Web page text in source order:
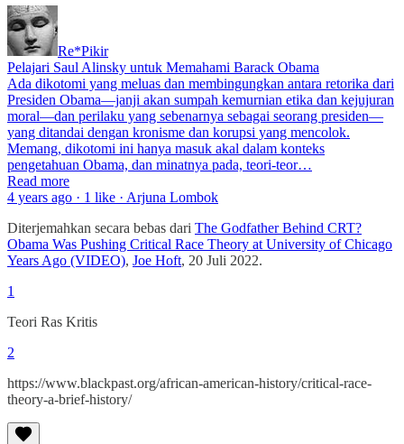
Re*Pikir
Pelajari Saul Alinsky untuk Memahami Barack Obama
Ada dikotomi yang meluas dan membingungkan antara retorika dari
Presiden Obama—janji akan sumpah kemurnian etika dan kejujuran
moral—dan perilaku yang sebenarnya sebagai seorang presiden—
yang ditandai dengan kronisme dan korupsi yang mencolok.
Memang, dikotomi ini hanya masuk akal dalam konteks
pengetahuan Obama, dan minatnya pada, teori-teor…
Read more
4 years ago · 1 like · Arjuna Lombok
Diterjemahkan secara bebas dari The Godfather Behind CRT?
Obama Was Pushing Critical Race Theory at University of Chicago
Years Ago (VIDEO), Joe Hoft, 20 Juli 2022.
1
Teori Ras Kritis
2
https://www.blackpast.org/african-american-history/critical-race-
theory-a-brief-history/